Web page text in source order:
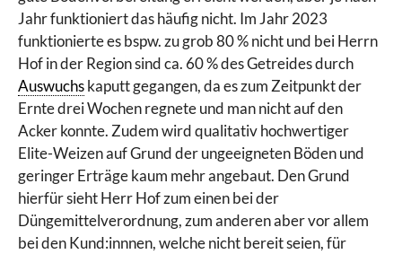
Jahr funktioniert das häufig nicht. Im Jahr 2023
funktionierte es bspw. zu grob 80 % nicht und bei Herrn
Hof in der Region sind ca. 60 % des Getreides durch
Auswuchskaputt gegangen, da es zum Zeitpunkt der
Ernte drei Wochen regnete und man nicht auf den
Acker konnte. Zudem wird qualitativ hochwertiger
Elite-Weizen auf Grund der ungeeigneten Böden und
geringer Erträge kaum mehr angebaut. Den Grund
hierfür sieht Herr Hof zum einen bei der
Düngemittelverordnung, zum anderen aber vor allem
bei den Kund:innnen, welche nicht bereit seien, für